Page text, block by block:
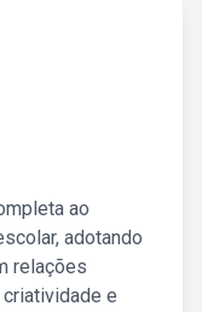
ao
adotando
relações
e